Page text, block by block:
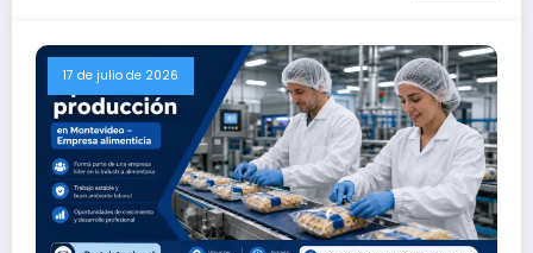
17 de julio de 2026